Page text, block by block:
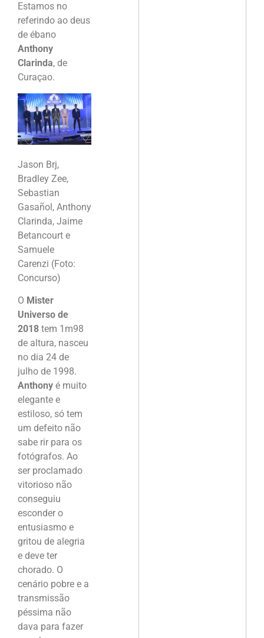
Estamos no
referindo ao deus
de ébano
Anthony
Clarinda, de
Curaçao.
Jason Brj,
Bradley Zee,
Sebastian
Gasañol, Anthony
Clarinda, Jaime
Betancourt e
Samuele
Carenzi (Foto:
Concurso)
O Mister
Universo de
2018 tem 1m98
de altura, nasceu
no dia 24 de
julho de 1998.
Anthony é muito
elegante e
estiloso, só tem
um defeito não
sabe rir para os
fotógrafos. Ao
ser proclamado
vitorioso não
conseguiu
esconder o
entusiasmo e
gritou de alegria
e deve ter
chorado. O
cenário pobre e a
transmissão
péssima não
dava para fazer